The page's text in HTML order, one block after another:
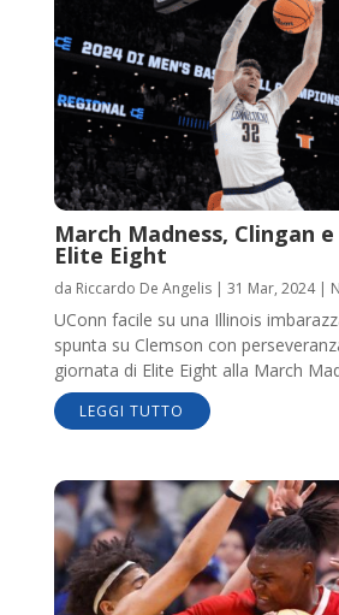
March Madness, Clingan
Elite Eight
da Riccardo De Angelis| 31 Mar, 2024|
UConn facile su una Illinois
spunta su Clemson con
giornata di Elite Eight alla March
LEGGI TUTTO